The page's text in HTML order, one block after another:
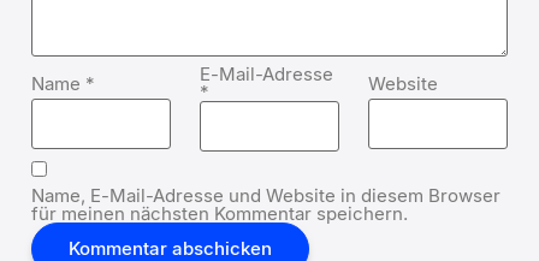
Name * E-Mail-Adresse
* Website
Name, E-Mail-Adresse und Website in diesem Browser
für meinen nächsten Kommentar speichern.